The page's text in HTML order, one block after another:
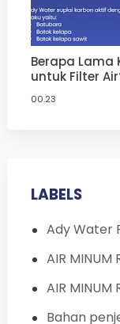
Berapa Lama
untuk Filter
00.23
LABELS
Ady Water
AIR MINUM
AIR MINUM
Bahan